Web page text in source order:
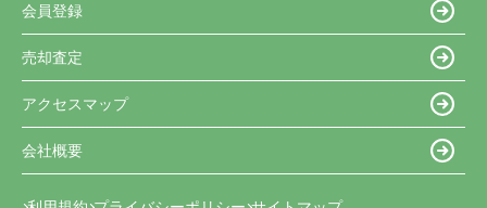
会員登録
売却査定
アクセスマップ
会社概要